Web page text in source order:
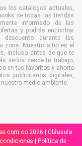
los catálogos actuales,
de todas las tiendas
informado de las
y podrás encontrar
durante las
zona. Nuestro sitio es el
incluso antes de que te
verlos desde tu trabajo,
en tus favoritos y ahorra
publicitarios digitales,
medio ambiente.
2026 | Cláusula
Política de